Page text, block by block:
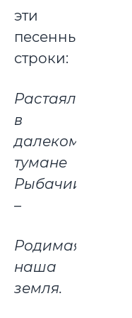
эти
песенные
строки:
Растаял
в
далеком
тумане
Рыбачий
–
Родимая
наша
земля.